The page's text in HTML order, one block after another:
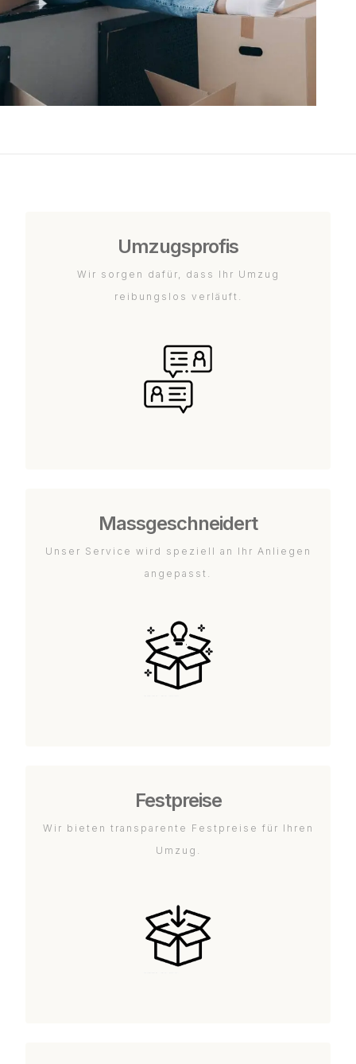
Umzugsprofis
Wir sorgen dafür, dass Ihr Umzug
reibungslos verläuft.
Massgeschneidert
Unser Service wird speziell an Ihr Anliegen
angepasst.
Festpreise
Wir bieten transparente Festpreise für Ihren
Umzug.